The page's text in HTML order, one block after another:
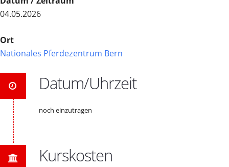
04.05.2026
Ort
Nationales Pferdezentrum Bern
Datum/Uhrzeit
noch einzutragen
Kurskosten